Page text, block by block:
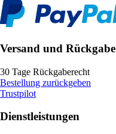
Versand und Rückgabe
30 Tage Rückgaberecht
Bestellung zurückgeben
Trustpilot
Dienstleistungen